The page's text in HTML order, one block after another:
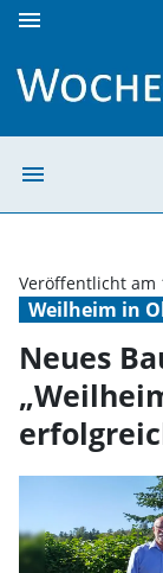
menu
menu
Weilheim in
Veröffentlicht am
Neues